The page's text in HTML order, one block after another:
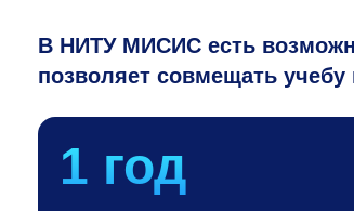
В НИТУ МИСИС есть
позволяет совмещать учебу
1 год